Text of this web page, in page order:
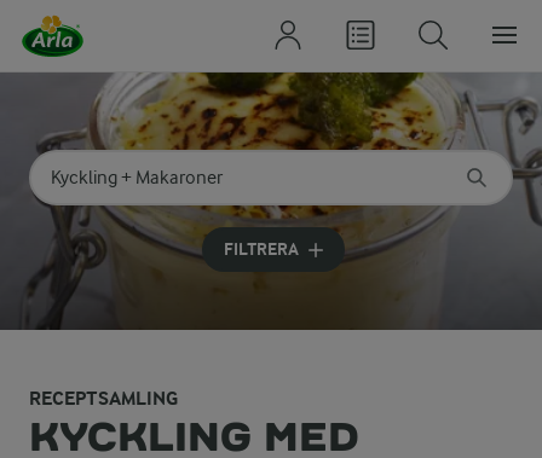
Sök på kategori eller ingrediens
Skriv in sökord för att få förslag
FILTRERA
RECEPTSAMLING
KYCKLING MED